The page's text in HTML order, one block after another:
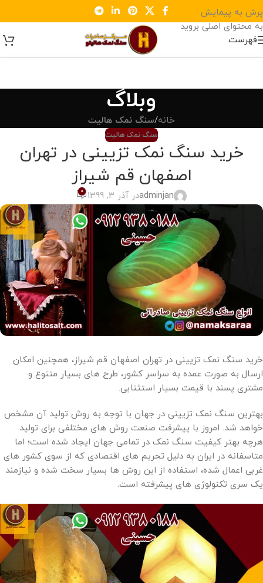
پرش به پیمایش
به محتوای اصلی بروید
فهرست
وبلاگ
خانه/سنگ نمک هالیت
سنگ نمک هالیت
خرید سنگ نمک تزیینی در تهران
اصفهان قم شیراز
adminjanدر آذر 3, 1399 0
خرید سنگ نمک تزیینی در تهران اصفهان قم شیراز، همچنین امکان
ارسال به صورت عمده به سراسر کشور، طرح های بسیار متنوع و
مشتری پسند با قیمت بسیار استثنایی.
بهترین سنگ نمک تزیینی در جهان با توجه به روش تولید آن مشخص
خواهد شد. امروز با پیشرفت صنعت روش های مختلفی برای تولید
هرچه بهتر کیفیت سنگ نمک در تمامی جهان ایجاد شده است؛ اما
متاسفانه در ایران به دلیل تحریم های اقتصادی که از سوی کشور های
غربی اعمال شده، استفاده از این روش ها بسیار سخت شده و نیازمند
یک سری تکنولوژی های پیشرفته است.